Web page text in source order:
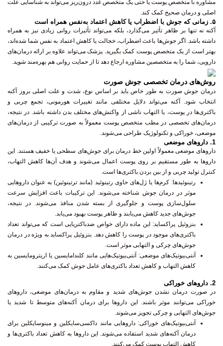
اصلی و درمان صحیح کمک کند.
۵. زمانی که جوش با اضطراب یا کاهش اعتماد به‌نفس همراه است
آکنه نه تنها بر ظاهر تأثیر می‌گذارد، بلکه می‌تواند تأثیرات روانی زیادی نیز به همراه
داشته باشد. اگر جوش‌ها باعث اضطراب، خجالت یا کاهش اعتماد به نفس شما شده‌اند،
بهتر است از یک متخصص پوست کمک بگیرید. پزشک می‌تواند علاوه بر ارائه درمان‌های
دارویی، شما را به متخصصین مشاوره ارجاع دهد تا از حمایت روانی هم بهره‌مند شوید.
روش‌های درمان تخصصی جوش صورت
درمان جوش صورت به طور خاص باید بر اساس نوع، شدت و علت اصلی بروز آکنه
انتخاب شود. آکنه می‌تواند دلایل مختلفی مانند تغییرات هورمونی، تجمع چربی و
باکتری‌ها در پوست، یا التهاب ناشی از واکنش‌های مختلف بدن داشته باشد. در نتیجه،
درمان‌های تخصصی در مطب متخصص پوست معمولاً به صورت ترکیبی از درمان‌های
موضعی، خوراکی و تکنولوژیک طراحی می‌شوند.
1. داروهای موضعی
داروهای موضعی معمولاً اولین خط درمان برای جوش‌های سطحی یا خفیف هستند. این
داروها به طور مستقیم بر روی پوست اعمال می‌شوند و هدف آن‌ها کاهش التهاب،
کنترل تولید چربی و از بین بردن باکتری‌ها است.
رتینوئیدها: کرم‌ها یا ژل‌های حاوی رتینوئید (مانند ترتینوئین) به عنوان داروهایی
موثر در درمان جوش شناخته می‌شوند. این ترکیبات باعث افزایش سرعت
سلول‌سازی پوست و جلوگیری از بسته شدن منافذ می‌شوند. در نتیجه،
جوش‌های جدید کاهش می‌یابند و ظاهر پوست بهبود می‌یابد.
بنزوئیل پراکساید: این ماده دارای خواص ضدباکتریایی است که می‌تواند تعداد
باکتری‌های موجود در پوست را کاهش دهد. بنزوئیل پراکساید به ویژه در درمان
جوش‌های چرکی و التهابی موثر است.
آنتی‌بیوتیک‌های موضعی: آنتی‌بیوتیک‌هایی مانند کلندامایسین یا اریترومایسین به
کاهش التهاب و کاهش تعداد باکتری‌های عامل جوش کمک می‌کنند.
2. داروهای خوراکی
در صورت درمان نشدن جوش‌های شدید و مقاوم به درمان‌های موضعی، داروهای
خوراکی می‌توانند موثر باشند. این داروها برای درمان آکنه‌های متوسط تا شدید یا
جوش‌های التهابی و چرکی تجویز می‌شوند.
آنتی‌بیوتیک‌های خوراکی: داروهایی مانند داکسی‌سایکلین و مینوسایکلین برای
درمان آکنه‌های شدید استفاده می‌شوند. این داروها به کاهش تعداد باکتری‌ها و
کاهش التهاب پوست کمک می‌کنند.